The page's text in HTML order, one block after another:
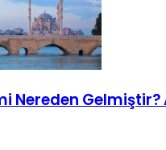
Nereden Gelmiştir?